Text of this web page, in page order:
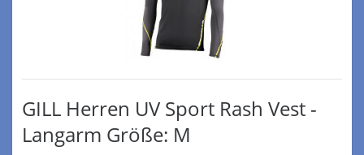
GILL Herren UV Sport Rash Vest -
Langarm Größe: M